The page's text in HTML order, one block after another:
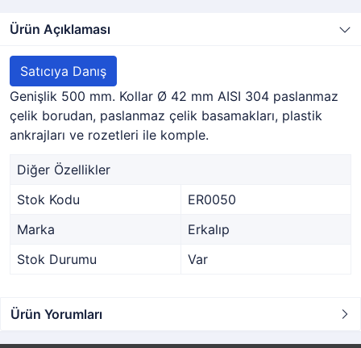
Ürün Açıklaması
Satıcıya Danış
Genişlik 500 mm. Kollar Ø 42 mm AISI 304 paslanmaz
çelik borudan, paslanmaz çelik basamakları, plastik
ankrajları ve rozetleri ile komple.
Diğer Özellikler
Stok Kodu
ER0050
Marka
Erkalıp
Stok Durumu
Var
Ürün Yorumları